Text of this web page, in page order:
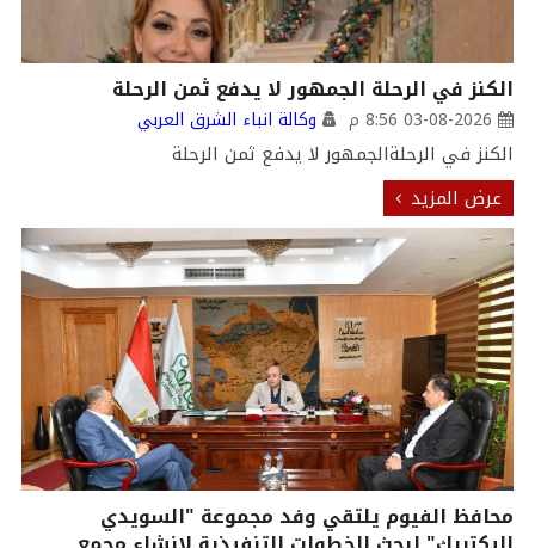
الكنز في الرحلة الجمهور لا يدفع ثمن الرحلة
03-08-2026 8:56 م وكالة انباء الشرق العربي
الكنز في الرحلةالجمهور لا يدفع ثمن الرحلة
عرض المزيد
محافظ الفيوم يلتقي وفد مجموعة "السويدي